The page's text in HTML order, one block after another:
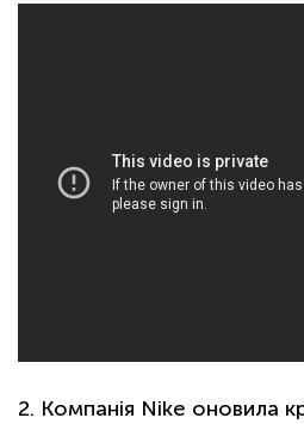
2. Компанія Nike оновила